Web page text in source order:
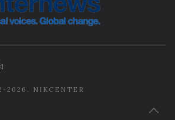
2026. NIKCENTER